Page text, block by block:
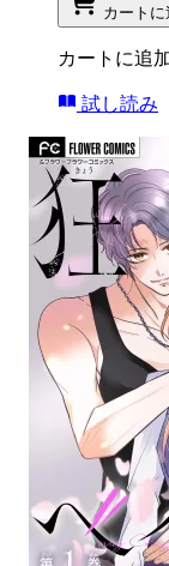
カートに
カートに追
試し読み